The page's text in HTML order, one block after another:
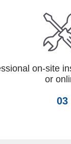
on-site
or
03